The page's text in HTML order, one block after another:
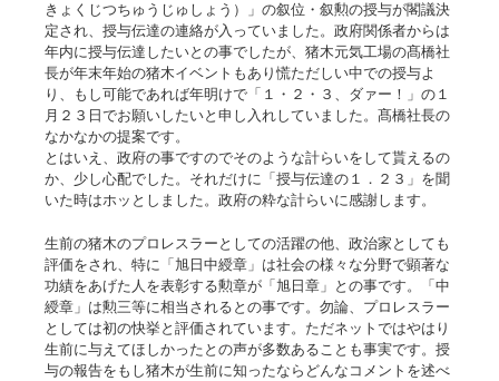
きょくじつちゅうじゅしょう）」の叙位・叙勲の授与が閣議決
定され、授与伝達の連絡が入っていました。政府関係者からは
年内に授与伝達したいとの事でしたが、猪木元気工場の髙橋社
長が年末年始の猪木イベントもあり慌ただしい中での授与よ
り、もし可能であれば年明けで「１・２・３、ダァー！」の１
月２３日でお願いしたいと申し入れしていました。髙橋社長の
なかなかの提案です。
とはいえ、政府の事ですのでそのような計らいをして貰えるの
か、少し心配でした。それだけに「授与伝達の１．２３」を聞
いた時はホッとしました。政府の粋な計らいに感謝します。
生前の猪木のプロレスラーとしての活躍の他、政治家としても
評価をされ、特に「旭日中綬章」は社会の様々な分野で顕著な
功績をあげた人を表彰する勲章が「旭日章」との事です。「中
綬章」は勲三等に相当されるとの事です。勿論、プロレスラー
としては初の快挙と評価されています。ただネットではやはり
生前に与えてほしかったとの声が多数あることも事実です。授
与の報告をもし猪木が生前に知ったならどんなコメントを述べ